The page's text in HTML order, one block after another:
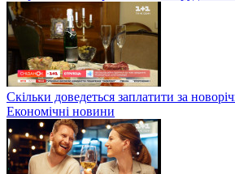
Скільки доведеться заплатити за
Економічні новини